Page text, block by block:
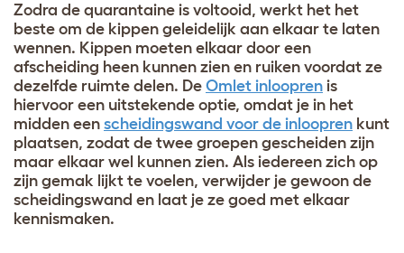
Zodra de quarantaine is voltooid, werkt het het
beste om de kippen geleidelijk aan elkaar te laten
wennen. Kippen moeten elkaar door een
afscheiding heen kunnen zien en ruiken voordat ze
dezelfde ruimte delen. De Omlet inloopren is
hiervoor een uitstekende optie, omdat je in het
midden een scheidingswand voor de inloopren kunt
plaatsen, zodat de twee groepen gescheiden zijn
maar elkaar wel kunnen zien. Als iedereen zich op
zijn gemak lijkt te voelen, verwijder je gewoon de
scheidingswand en laat je ze goed met elkaar
kennismaken.